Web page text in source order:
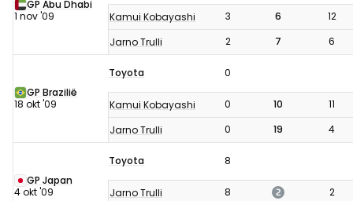
2009
GP Abu Dhabi
1 nov '09
Kamui Kobayashi 3 6
12
Jarno Trulli
2 7 6
GP Brazilië
18 okt '09
Toyota 0
Kamui Kobayashi 0 10
11
Jarno Trulli
0 19 4
GP Japan
4 okt '09
Toyota 8
Jarno Trulli 8 2
2